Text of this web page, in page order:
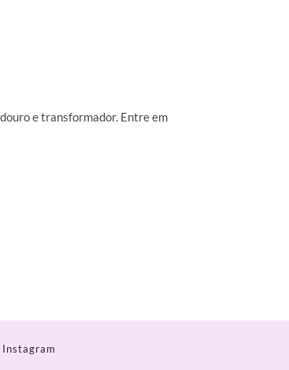
e transformador. Entre em
Instagram